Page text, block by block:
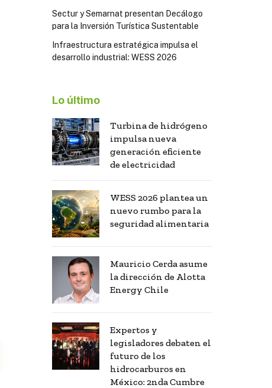
Sectur y Semarnat presentan Decálogo
para la Inversión Turística Sustentable
Infraestructura estratégica impulsa el
desarrollo industrial: WESS 2026
Lo último
Turbina de hidrógeno
impulsa nueva
generación eficiente
de electricidad
WESS 2026 plantea un
nuevo rumbo para la
seguridad alimentaria
Mauricio Cerda asume
la dirección de Alotta
Energy Chile
Expertos y
legisladores debaten el
futuro de los
hidrocarburos en
México: 2nda Cumbre